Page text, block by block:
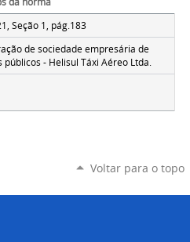
Seção 1, pág.183
de sociedade empresária de
públicos - Helisul Táxi Aéreo Ltda.
Voltar para o topo